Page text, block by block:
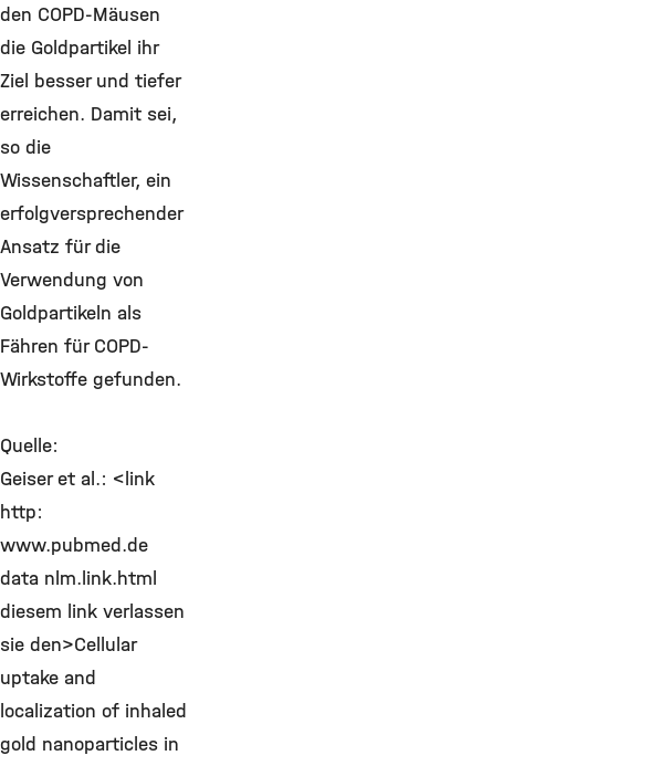
den COPD-Mäusen
die Goldpartikel ihr
Ziel besser und tiefer
erreichen. Damit sei,
so die
Wissenschaftler, ein
erfolgversprechender
Ansatz für die
Verwendung von
Goldpartikeln als
Fähren für COPD-
Wirkstoffe gefunden.
Quelle:
Geiser et al.: <link
http:
www.pubmed.de
data nlm.link.html
diesem link verlassen
sie den>Cellular
uptake and
localization of inhaled
gold nanoparticles in